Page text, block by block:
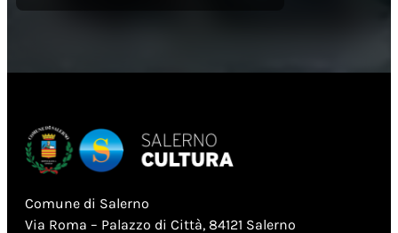
Comune di Salerno
Via Roma – Palazzo di Città, 84121 Salerno